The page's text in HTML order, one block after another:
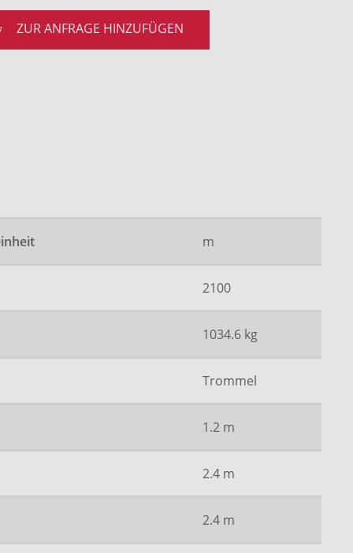
ZUR ANFRAGE HINZUFÜGEN
m
2100
1034.6 kg
Trommel
1.2 m
2.4 m
2.4 m